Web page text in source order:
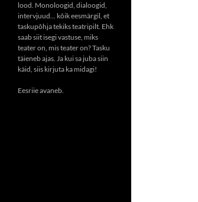
lood. Monoloogid, dialoogid,
intervjuud... kõik eesmärgil, et
taskupõhja tekiks teatripilt. Ehk
saab siit isegi vastuse, miks
teater on, mis teater on? Tasku
täieneb ajas. Ja kui sa juba siin
käid, siis kirjuta ka midagi!
Eesriie avaneb.